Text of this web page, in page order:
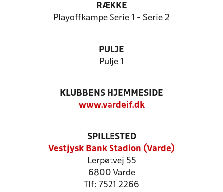
RÆKKE
Playoffkampe Serie 1 - Serie 2
PULJE
Pulje 1
KLUBBENS HJEMMESIDE
www.vardeif.dk
SPILLESTED
Vestjysk Bank Stadion (Varde)
Lerpøtvej 55
6800 Varde
Tlf: 7521 2266